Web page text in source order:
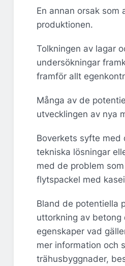
En annan orsak
produktionen.
Tolkningen av lagar
undersökningar
framför allt
Många av de
utvecklingen av nya
Boverkets syfte
tekniska lösningar
med de problem
flytspackel med
Bland de potentiella
uttorkning av betong
egenskaper vad
mer information och
trähusbyggnader,